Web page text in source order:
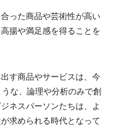
った商品や芸術性が高い
揚や満足感を得ることを
す商品やサービスは、今
な、論理や分析のみで創
ネスパーソンたちは、よ
求められる時代となって